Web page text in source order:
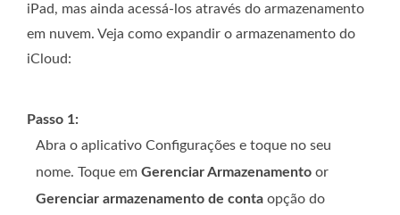
iPad, mas ainda acessá-los através do armazenamento
em nuvem. Veja como expandir o armazenamento do
iCloud:
Passo 1:
Abra o aplicativo Configurações e toque no seu
nome. Toque em Gerenciar Armazenamento or
Gerenciar armazenamento de conta opção do